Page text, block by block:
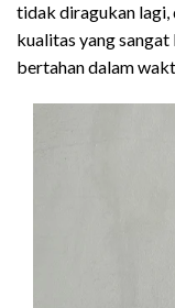
tidak diragukan lagi,
kualitas yang
bertahan dalam